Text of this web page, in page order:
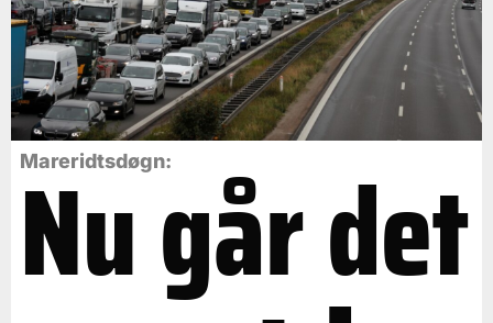
Mareridtsdøgn:
Nu går det